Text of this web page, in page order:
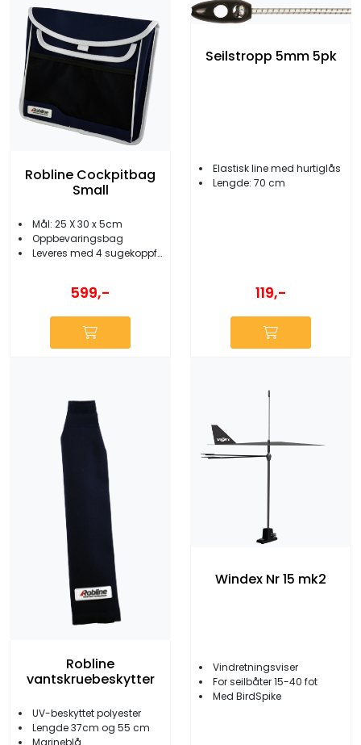
Robline Cockpitbag
Small
​​​​​​​Mål: 25 X 30 x 5cm
Oppbevaringsbag
Leveres med 4 sugekoppfester
599,-
Seilstropp 5mm 5pk
Elastisk line med hurtiglås
Lengde: 70 cm
119,-
Robline
vantskruebeskytter
UV-beskyttet polyester
Lengde 37cm og 55 cm
Windex Nr 15 mk2
Vindretningsviser
For seilbåter 15-40 fot
Med BirdSpike